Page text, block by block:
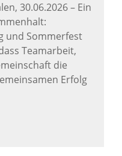
30.06.2026– Ein
und Sommerfest
Teamarbeit,
die
Erfolg